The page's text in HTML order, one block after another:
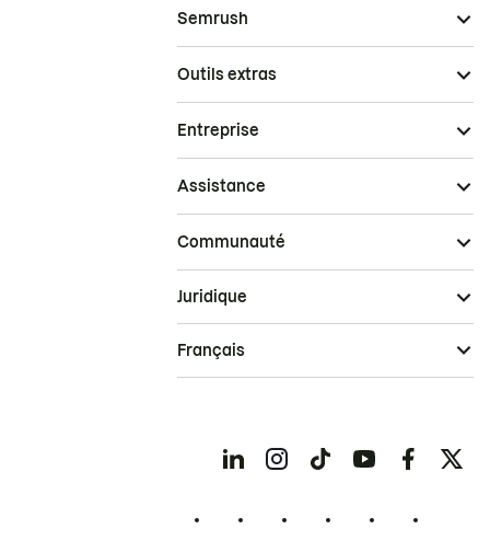
Semrush
Outils extras
Entreprise
Assistance
Communauté
Juridique
Français